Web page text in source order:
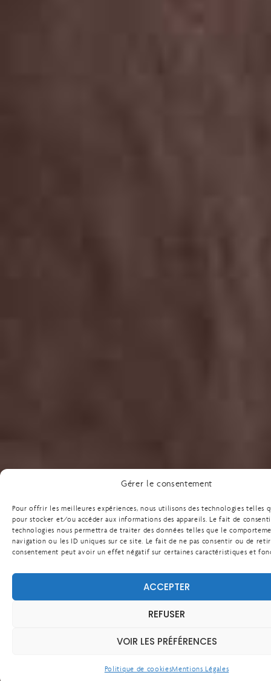
Gérer le consentement
Pour offrir les meilleures expériences, nous utilisons des technologies telles
pour stocker et/ou accéder aux informations des appareils. Le fait de
technologies nous permettra de traiter des données telles que le
navigation ou les ID uniques sur ce site. Le fait de ne pas consentir ou de
consentement peut avoir un effet négatif sur certaines caractéristiques et
ACCEPTER
REFUSER
VOIR LES PRÉFÉRENCES
Politique de cookiesMentions Légales